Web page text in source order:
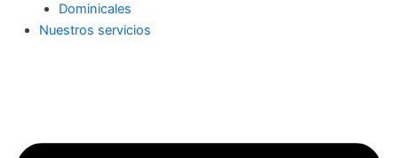
Dominicales
Nuestros servicios